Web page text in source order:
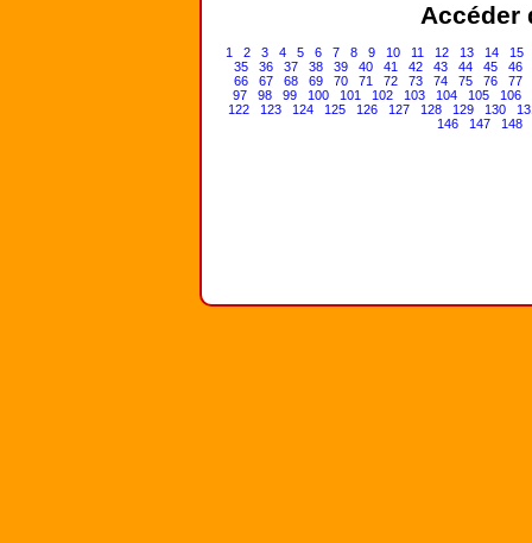
Accéder
1 2 3 4 5 6 7 8 9 10 11 12 13 14
15
35
36 37 38 39 40 41 42 43 44 45
46
66
67 68 69 70 71 72 73 74 75 76
77
97
98 99 100 101 102 103 104 105
106
122
123 124 125 126 127 128 129 130
146
147 148